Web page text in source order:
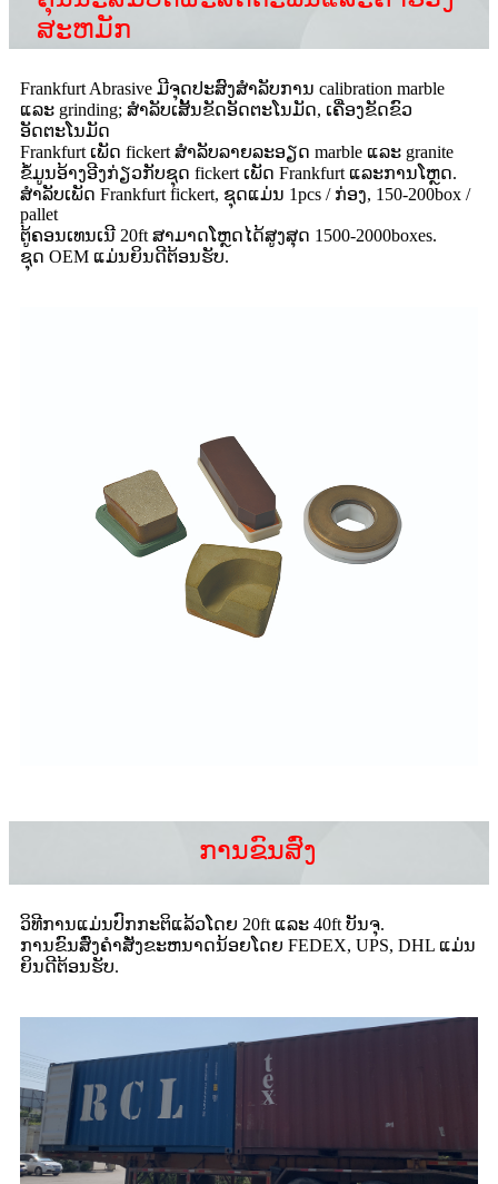
ສະ​ຫມັກ​
Frankfurt Abrasive ມີຈຸດປະສົງສໍາລັບການ calibration marble
ແລະ grinding; ສໍາລັບເສັ້ນຂັດອັດຕະໂນມັດ, ເຄື່ອງຂັດຂົວ
ອັດຕະໂນມັດ
Frankfurt ເພັດ fickert ສໍາລັບລາຍລະອຽດ marble ແລະ granite
ຂໍ້​ມູນ​ອ້າງ​ອີງ​ກ່ຽວ​ກັບ​ຊຸດ fickert ເພັດ Frankfurt ແລະ​ການ​ໂຫຼດ​.
ສໍາລັບເພັດ Frankfurt fickert, ຊຸດແມ່ນ 1pcs / ກ່ອງ, 150-200box /
pallet
ຕູ້ຄອນເທນເນີ 20ft ສາມາດໂຫຼດໄດ້ສູງສຸດ 1500-2000boxes.
ຊຸດ OEM ແມ່ນຍິນດີຕ້ອນຮັບ.
ການຂົນສົ່ງ
ວິທີການແມ່ນປົກກະຕິແລ້ວໂດຍ 20ft ແລະ 40ft ບັນຈຸ.
ການຂົນສົ່ງຄໍາສັ່ງຂະຫນາດນ້ອຍໂດຍ FEDEX, UPS, DHL ແມ່ນ
ຍິນດີຕ້ອນຮັບ.